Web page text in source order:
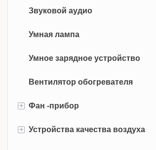
Звуковой аудио
Умная лампа
Умное зарядное устройство
Вентилятор обогревателя
+ Фан -прибор
Носимый вентилятор шеи
+ Устройства качества воздуха